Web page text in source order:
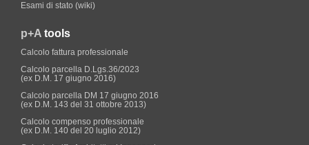
Esami di stato (wiki)
p+A tools
Calcolo fattura professionale
Calcolo parcella D.Lgs.36/2023
(ex D.M. 17 giugno 2016)
Calcolo parcella DM 17 giugno 2016
(ex D.M. 143 del 31 ottobre 2013)
Calcolo compenso professionale
(ex D.M. 140 del 20 luglio 2012)